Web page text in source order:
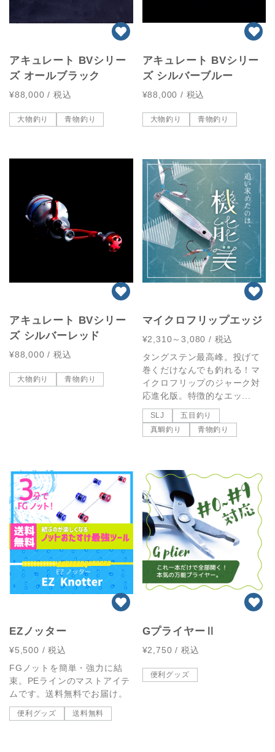
アキュレート BVシリー
ズ オールブラック
¥88,000 / 税込
大物釣り 青物釣り
アキュレート BVシリー
ズ シルバーブルー
¥88,000 / 税込
大物釣り 青物釣り
アキュレート BVシリー
ズ シルバーレッド
¥88,000 / 税込
大物釣り 青物釣り
マイクロフリップエッジ
¥2,310～3,080 / 税込
タングステン最高峰。投げて
巻くだけなんでも釣れる！マ
イクロフリップのジャーク対
応進化版。特徴的なエッ...
SLJ
五目釣り
真鯛釣り
青物釣り
EZノッター
¥5,500 / 税込
FGノットを簡単・強力に結
束。PEラインのマストアイテ
ムです。送料無料でお届け。
便利グッズ 送料無料
GプライヤーⅡ
¥2,750 / 税込
便利グッズ